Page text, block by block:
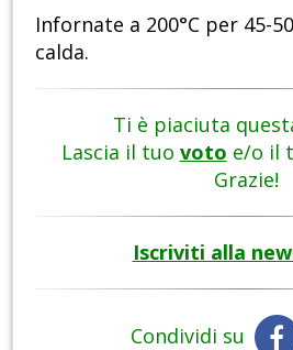
Infornate a 200°C per 45-
calda.
Ti è piaciuta
Lascia il tuo voto e/o il
Grazie!
Iscriviti alla
Condividi su